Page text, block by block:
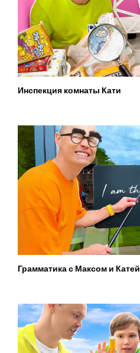
Инспекция комнаты Кати
Грамматика с Максом и Катей